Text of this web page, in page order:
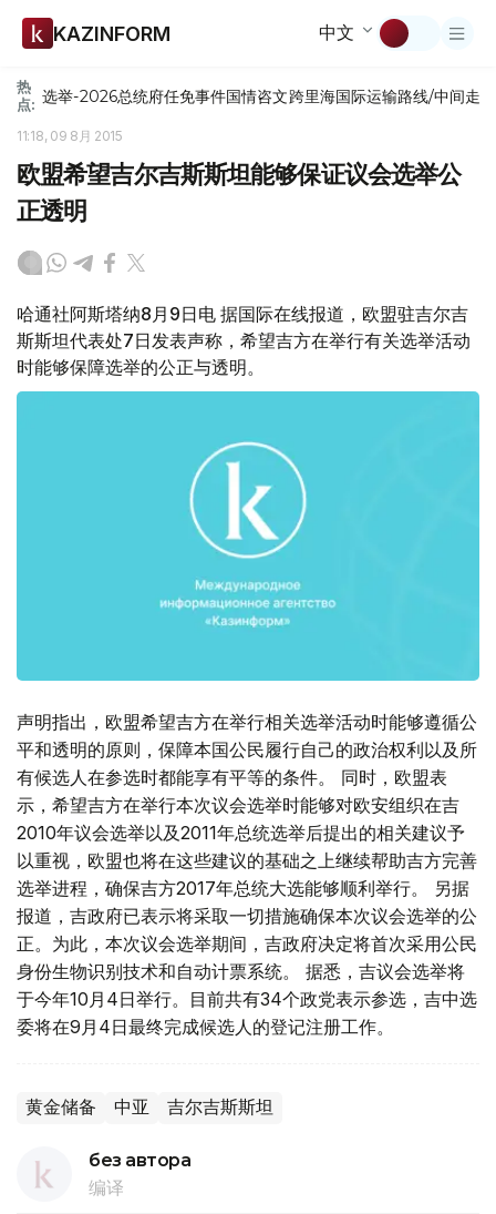
KAZINFORM 中文
热
点: 选举-2026总统府任免事件国情咨文跨里海国际运输路线/中间走廊
11:18, 09 8月 2015
欧盟希望吉尔吉斯斯坦能够保证议会选举公
正透明
哈通社阿斯塔纳8月9日电 据国际在线报道，欧盟驻吉尔吉
斯斯坦代表处7日发表声称，希望吉方在举行有关选举活动
时能够保障选举的公正与透明。
声明指出，欧盟希望吉方在举行相关选举活动时能够遵循公
平和透明的原则，保障本国公民履行自己的政治权利以及所
有候选人在参选时都能享有平等的条件。 同时，欧盟表
示，希望吉方在举行本次议会选举时能够对欧安组织在吉
2010年议会选举以及2011年总统选举后提出的相关建议予
以重视，欧盟也将在这些建议的基础之上继续帮助吉方完善
选举进程，确保吉方2017年总统大选能够顺利举行。 另据
报道，吉政府已表示将采取一切措施确保本次议会选举的公
正。为此，本次议会选举期间，吉政府决定将首次采用公民
身份生物识别技术和自动计票系统。 据悉，吉议会选举将
于今年10月4日举行。目前共有34个政党表示参选，吉中选
委将在9月4日最终完成候选人的登记注册工作。
黄金储备 中亚 吉尔吉斯斯坦
без автора
编译